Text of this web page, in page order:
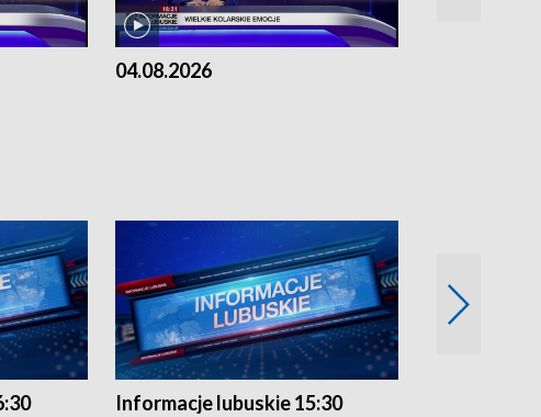
04.08.2026
Informacje lubuskie 15:30